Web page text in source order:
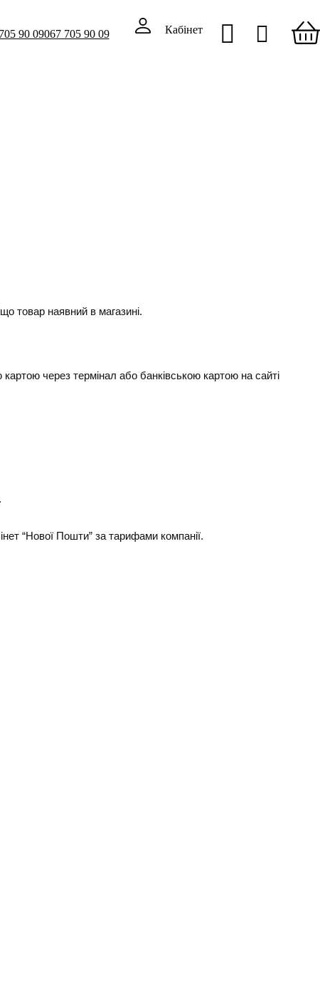
товар наявний в магазині.
картою через термінал або банківською картою на сайті
“Нової Пошти” за тарифами компанії.
90 09067 705 90 09 Кабінет